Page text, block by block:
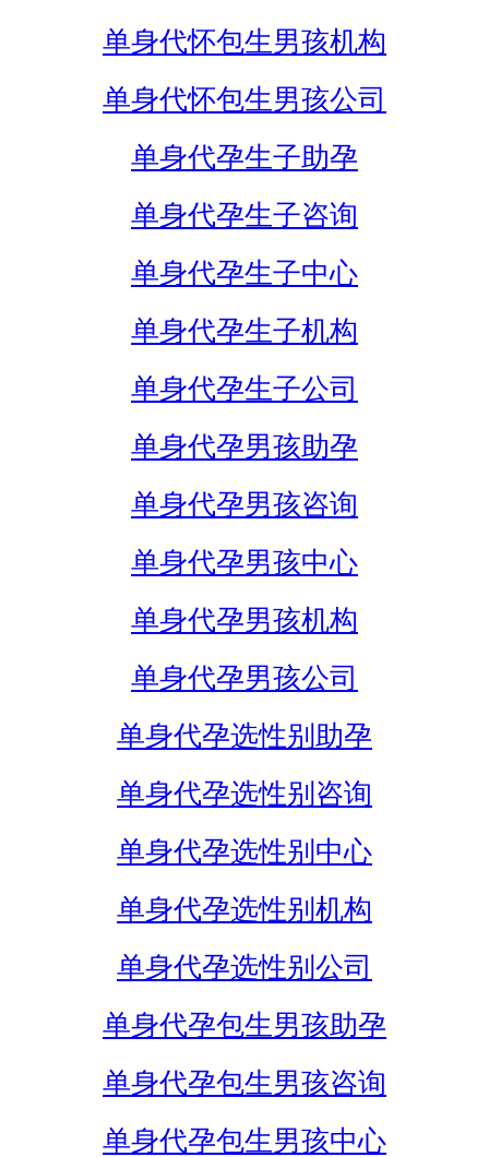
单身代怀包生男孩机构
单身代怀包生男孩公司
单身代孕生子助孕
单身代孕生子咨询
单身代孕生子中心
单身代孕生子机构
单身代孕生子公司
单身代孕男孩助孕
单身代孕男孩咨询
单身代孕男孩中心
单身代孕男孩机构
单身代孕男孩公司
单身代孕选性别助孕
单身代孕选性别咨询
单身代孕选性别中心
单身代孕选性别机构
单身代孕选性别公司
单身代孕包生男孩助孕
单身代孕包生男孩咨询
单身代孕包生男孩中心